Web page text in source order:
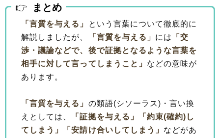
まとめ
「言質を与える」
という言葉について徹底的に
解説しましたが、
「言質を与える」 には
「交
渉・議論などで、後で証拠となるような言葉を
相手に対して言ってしまうこと」 などの意味が
あります。
「言質を与える」 の類語(シソーラス)・言い換
えとしては、
「証拠を与える」
「約束(確約)し
てしまう」
「安請け合いしてしまう」 などがあ